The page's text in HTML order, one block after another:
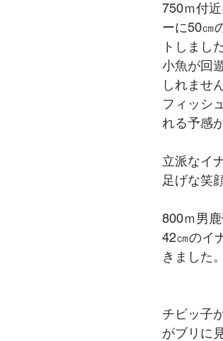
750ｍ付
ーに50㎝
トしました
小魚が回
しれませ
フィッシ
れる予感
立派なイ
足げな笑
800ｍ男
42㎝のイ
きました。
チビッ子
がブリに